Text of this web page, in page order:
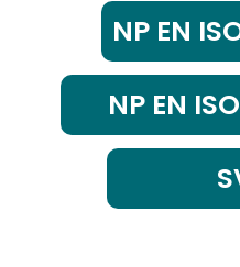
NP EN
NP EN